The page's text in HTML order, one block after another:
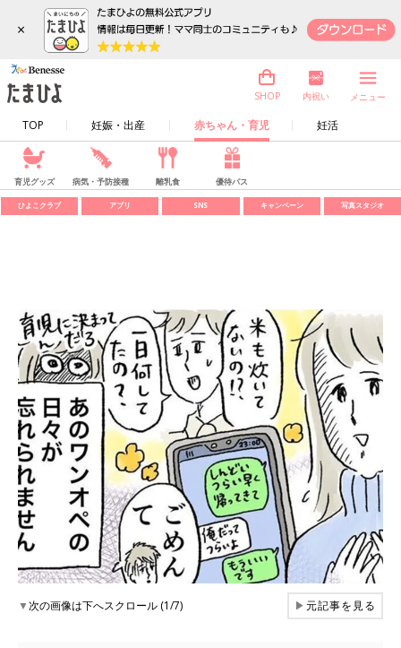
×
TOP 妊娠・出産 赤ちゃん・育児 妊活
SHOP 内祝い メニュー
育児グッズ 病気・予防接種 離乳食 優待パス
ひよこクラブ アプリ SNS キャンペーン 写真スタジオ
▼次の画像は下へスクロール (1/7) ▶元記事を見る